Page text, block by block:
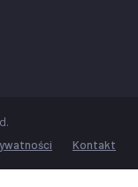
Kontakt